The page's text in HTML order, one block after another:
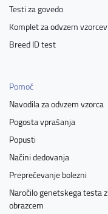
Testi za govedo
Komplet za odvzem vzorcev
Breed ID test
Pomoč
Navodila za odvzem vzorca
Pogosta vprašanja
Popusti
Načini dedovanja
Preprečevanje bolezni
Naročilo genetskega testa z
obrazcem